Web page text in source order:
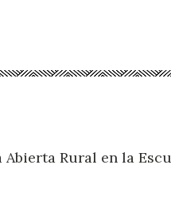
Abierta Rural en la